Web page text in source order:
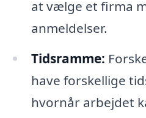
at vælge et firma
anmeldelser.
Tidsramme:
have forskellige
hvornår arbejdet